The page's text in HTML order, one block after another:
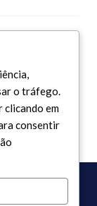
o tráfego.
clicando em
consentir